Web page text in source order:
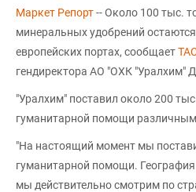
Маркет Репорт-- Около 100 тыс.
минеральных удобрений
европейских портах, сообщает
гендиректора АО "ОХК "Уралхим"
"Уралхим" поставил около 200
гуманитарной помощи
"На настоящий момент мы
гуманитарной помощи.
мы действительно смотрим по